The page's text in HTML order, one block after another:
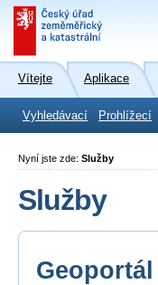
Vítejte Aplikace
Vyhledávací Prohlížecí
Nyní jste zde: Služby
Služby